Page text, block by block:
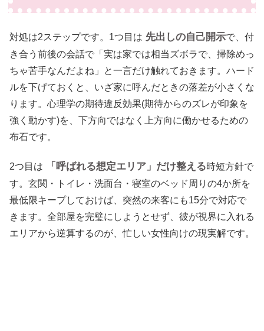
対処は2ステップです。1つ目は 先出しの自己開示で、付
き合う前後の会話で「実は家では相当ズボラで、掃除めっ
ちゃ苦手なんだよね」と一言だけ触れておきます。ハード
ルを下げておくと、いざ家に呼んだときの落差が小さくな
ります。心理学の期待違反効果(期待からのズレが印象を
強く動かす)を、下方向ではなく上方向に働かせるための
布石です。
2つ目は 「呼ばれる想定エリア」だけ整える時短方針で
す。玄関・トイレ・洗面台・寝室のベッド周りの4か所を
最低限キープしておけば、突然の来客にも15分で対応で
きます。全部屋を完璧にしようとせず、彼が視界に入れる
エリアから逆算するのが、忙しい女性向けの現実解です。